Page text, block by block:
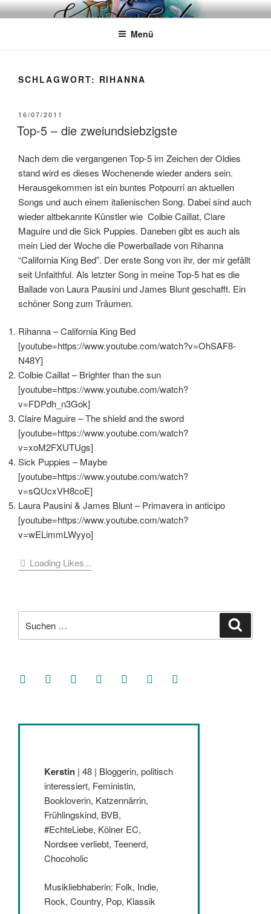
Zum
InhaltWÖRTERKATZE
Von Büchern erzählen
Menü
SCHLAGWORT: RIHANNA
VERÖFFENTLICHT
AM
16/07/2011
Top-5 – die zweiundsiebzigste
Nach dem die vergangenen Top-5 im Zeichen der Oldies
stand wird es dieses Wochenende wieder anders sein.
Herausgekommen ist ein buntes Potpourri an aktuellen
Songs und auch einem italienischen Song. Dabei sind auch
wieder altbekannte Künstler wie Colbie Caillat, Clare
Maguire und die Sick Puppies. Daneben gibt es auch als
mein Lied der Woche die Powerballade von Rihanna
“California King Bed”. Der erste Song von ihr, der mir gefällt
seit Unfaithful. Als letzter Song in meine Top-5 hat es die
Ballade von Laura Pausini und James Blunt geschafft. Ein
schöner Song zum Träumen.
Rihanna – California King Bed
[youtube=https://www.youtube.com/watch?v=OhSAF8-
N48Y]
Colbie Caillat – Brighter than the sun
[youtube=https://www.youtube.com/watch?
v=FDPdh_n3Gok]
Claire Maguire – The shield and the sword
[youtube=https://www.youtube.com/watch?
v=xoM2FXUTUgs]
Sick Puppies – Maybe
[youtube=https://www.youtube.com/watch?
v=sQUcxVH8coE]
Laura Pausini & James Blunt – Primavera in anticipo
[youtube=https://www.youtube.com/watch?
v=wELimmLWyyo]
Loading Likes...
nach:
facebooksoundcloud
twitter mastodoninstagramthreads goodreads
Kerstin | 48 | Bloggerin, politisch
interessiert, Feministin,
Bookloverin, Katzennärrin,
Frühlingskind, BVB,
#EchteLiebe, Kölner EC,
Nordsee verliebt, Teenerd,
Chocoholic
Musikliebhaberin: Folk, Indie,
Rock, Country, Pop, Klassik